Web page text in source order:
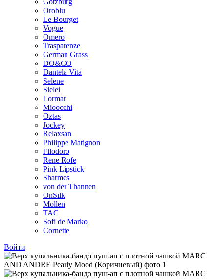
Gotzburg
Oroblu
Le Bourget
Vogue
Omero
Trasparenze
German Grass
DO&CO
Dantela Vita
Selene
Sielei
Lormar
Mioocchi
Oztas
Jockey
Relaxsan
Philippe Matignon
Filodoro
Rene Rofe
Pink Lipstick
Sharmes
von der Thannen
OnSilk
Mollen
TAC
Sofi de Marko
Cornette
Войти